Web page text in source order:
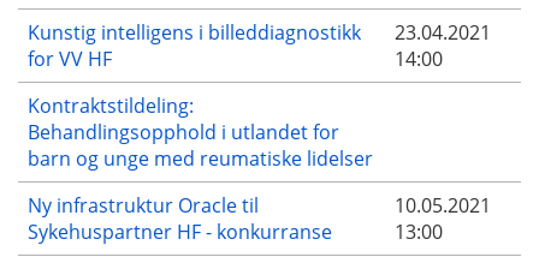
Kunstig intelligens i billeddiagnostikk
for VV HF
23.04.2021
14:00
Kontraktstildeling:
Behandlingsopphold i utlandet for
barn og unge med reumatiske lidelser
Ny infrastruktur Oracle til
Sykehuspartner HF - konkurranse
10.05.2021
13:00